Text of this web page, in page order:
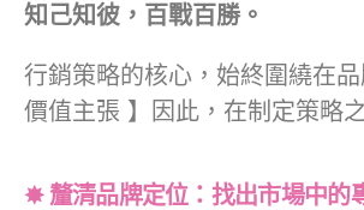
知己知彼，百戰百勝。
行銷策略的核心，始終圍繞在
價值主張 】因此，在制定策略
✸ 釐清品牌定位：找出市場中的